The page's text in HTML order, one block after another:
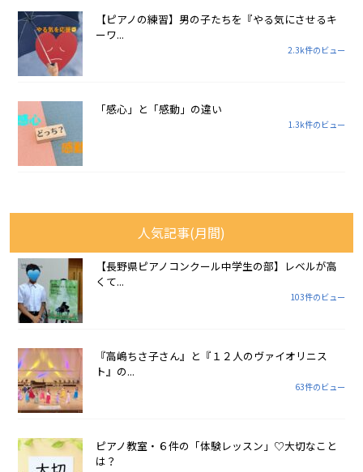
【ピアノの練習】男の子たちを『やる気にさせるキ
ーワ...
2.3k件のビュー
「感心」と「感動」の違い
1.3k件のビュー
人気記事(月間)
【長野県ピアノコンクール中学生の部】レベルが高
くて...
103件のビュー
『高嶋ちさ子さん』と『１２人のヴァイオリニス
ト』の...
63件のビュー
ピアノ教室・６件の「体験レッスン」♡大切なこと
は？